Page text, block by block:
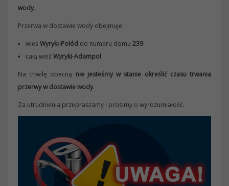
wody.
Przerwa w dostawie wody obejmuje:
wieś Wyryki-Połód do numeru domu 239
całą wieś Wyryki-Adampol
Na chwilę obecną nie jesteśmy w stanie określić czasu trwania
przerwy w dostawie wody.
Za utrudnienia przepraszamy i prosimy o wyrozumiałość.